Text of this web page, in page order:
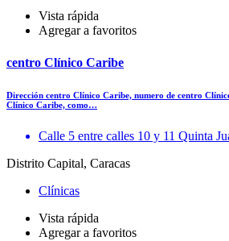
Vista rápida
Agregar a favoritos
centro Clínico Caribe
Dirección centro Clínico Caribe, numero de centro
Clínico Caribe, como…
Calle 5 entre calles 10 y 11 Quinta
Distrito Capital, Caracas
Clínicas
Vista rápida
Agregar a favoritos